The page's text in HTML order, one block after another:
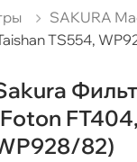
SAKURA
TS554,
82)